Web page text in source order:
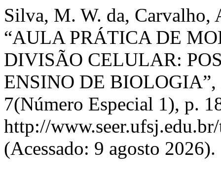
Silva, M. W. da, Carvalho,
“AULA PRÁTICA DE
DIVISÃO CELULAR:
ENSINO DE BIOLOGIA”,
7(Número Especial 1), p.
http://
(Acessado: 9 agosto 2026).